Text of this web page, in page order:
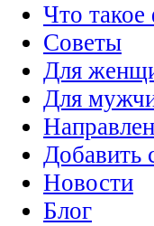
Что такое
Советы
Для
Для
Добавить
Новости
Блог